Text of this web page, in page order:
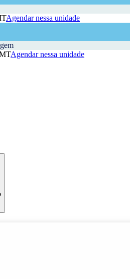
Agendar nessa unidade
Agendar nessa unidade